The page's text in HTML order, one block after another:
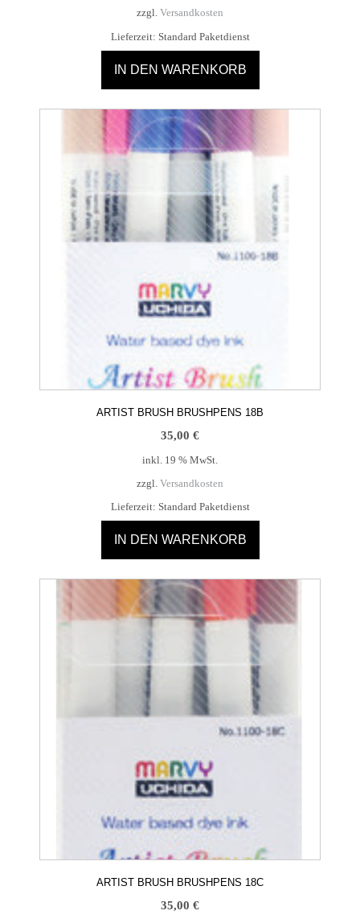
zzgl. Versandkosten
Lieferzeit: Standard Paketdienst
IN DEN WARENKORB
ARTIST BRUSH BRUSHPENS 18B
35,00 €
inkl. 19 % MwSt.
zzgl. Versandkosten
Lieferzeit: Standard Paketdienst
IN DEN WARENKORB
ARTIST BRUSH BRUSHPENS 18C
35,00 €